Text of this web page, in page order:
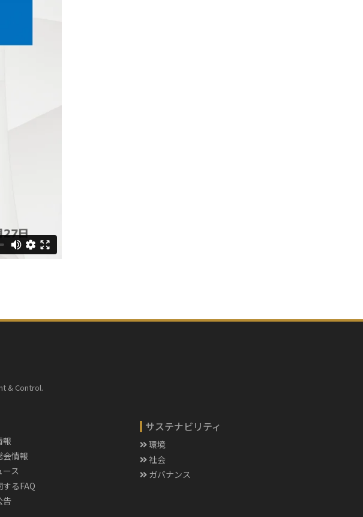
& Control.
報
会情報
ス
るFAQ
告
サステナビリティ
環境
社会
ガバナンス